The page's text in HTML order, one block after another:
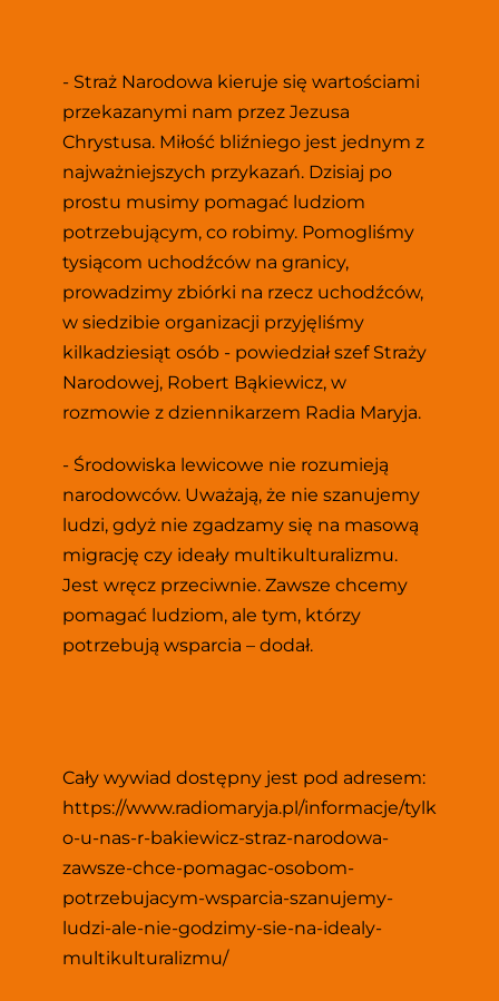
- Straż Narodowa kieruje się wartościami
przekazanymi nam przez Jezusa
Chrystusa. Miłość bliźniego jest jednym z
najważniejszych przykazań. Dzisiaj po
prostu musimy pomagać ludziom
potrzebującym, co robimy. Pomogliśmy
tysiącom uchodźców na granicy,
prowadzimy zbiórki na rzecz uchodźców,
w siedzibie organizacji przyjęliśmy
kilkadziesiąt osób - powiedział szef Straży
Narodowej, Robert Bąkiewicz, w
rozmowie z dziennikarzem Radia Maryja.
- Środowiska lewicowe nie rozumieją
narodowców. Uważają, że nie szanujemy
ludzi, gdyż nie zgadzamy się na masową
migrację czy ideały multikulturalizmu.
Jest wręcz przeciwnie. Zawsze chcemy
pomagać ludziom, ale tym, którzy
potrzebują wsparcia – dodał.
Cały wywiad dostępny jest pod adresem:
https://www.radiomaryja.pl/informacje/tylk
o-u-nas-r-bakiewicz-straz-narodowa-
zawsze-chce-pomagac-osobom-
potrzebujacym-wsparcia-szanujemy-
ludzi-ale-nie-godzimy-sie-na-idealy-
multikulturalizmu/